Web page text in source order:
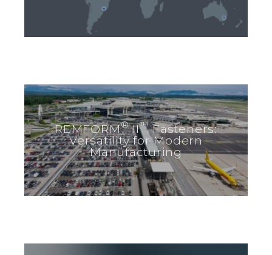
REMFORM®II™Fasteners:
Versatility for Modern
Manufacturing